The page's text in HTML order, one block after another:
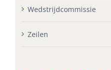
Wedstrijdcommissie
Zeilen